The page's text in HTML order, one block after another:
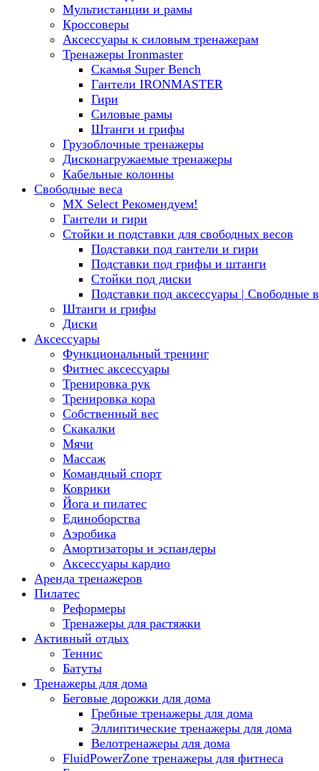
Мультистанции и рамы
Кроссоверы
Аксессуары к силовым тренажерам
Тренажеры Ironmaster
Скамья Super Bench
Гантели IRONMASTER
Гири
Силовые рамы
Штанги и грифы
Грузоблочные тренажеры
Дисконагружаемые тренажеры
Кабельные колонны
Свободные веса
MX Select Рекомендуем!
Гантели и гири
Стойки и подставки для свободных весов
Подставки под гантели и гири
Подставки под грифы и штанги
Стойки под диски
Подставки под аксессуары | Свободные
Штанги и грифы
Диски
Аксессуары
Функциональный тренинг
Фитнес аксессуары
Тренировка рук
Тренировка кора
Собственный вес
Скакалки
Мячи
Массаж
Командный спорт
Коврики
Йога и пилатес
Единоборства
Аэробика
Амортизаторы и эспандеры
Аксессуары кардио
Аренда тренажеров
Пилатес
Реформеры
Тренажеры для растяжки
Активный отдых
Теннис
Батуты
Тренажеры для дома
Беговые дорожки для дома
Гребные тренажеры для дома
Эллиптические тренажеры для дома
Велотренажеры для дома
FluidPowerZone тренажеры для фитнеса